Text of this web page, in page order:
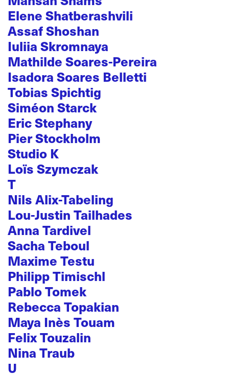
Elene Shatberashvili
Assaf Shoshan
Iuliia Skromnaya
Mathilde Soares-Pereira
Isadora Soares Belletti
Tobias Spichtig
Siméon Starck
Eric Stephany
Pier Stockholm
Studio K
Loïs Szymczak
T
Nils Alix-Tabeling
Lou-Justin Tailhades
Anna Tardivel
Sacha Teboul
Maxime Testu
Philipp Timischl
Pablo Tomek
Rebecca Topakian
Maya Inès Touam
Felix Touzalin
Nina Traub
U